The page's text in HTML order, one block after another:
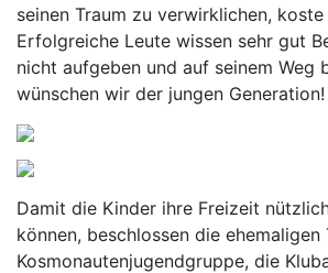
seinen Traum zu verwirklichen,
Erfolgreiche Leute wissen sehr gut
nicht aufgeben und auf seinem Weg
wünschen wir der jungen Generation!
Damit die Kinder ihre Freizeit
können, beschlossen die ehemaligen
Kosmonautenjugendgruppe, die